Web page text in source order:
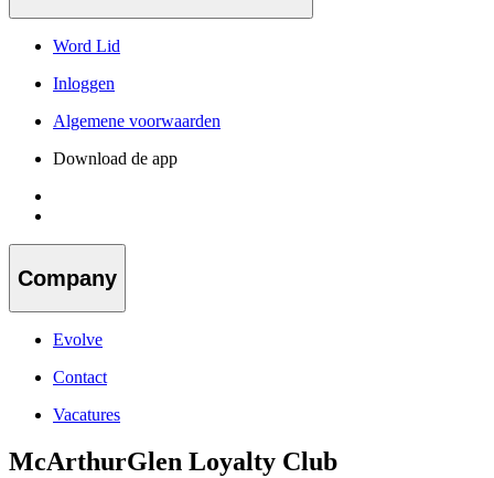
Word Lid
Inloggen
Algemene voorwaarden
Download de app
Company
Evolve
Contact
Vacatures
McArthurGlen Loyalty Club